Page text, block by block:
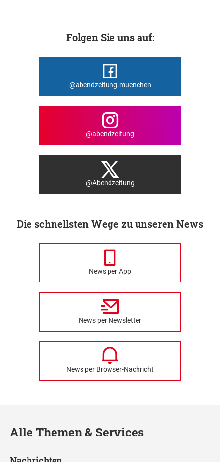
Folgen Sie uns auf:
@abendzeitung.muenchen
@abendzeitung
@Abendzeitung
Die schnellsten Wege zu unseren News
News per App
News per Newsletter
News per Browser-Nachricht
Alle Themen & Services